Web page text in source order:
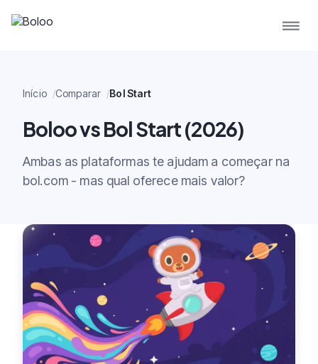
Início Comparar Bol Start
Boloo vs Bol Start (2026)
Ambas as plataformas te ajudam a começar na
bol.com - mas qual oferece mais valor?